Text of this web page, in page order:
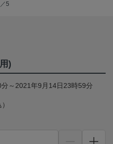
5
)
～2021年9月14日23時59分